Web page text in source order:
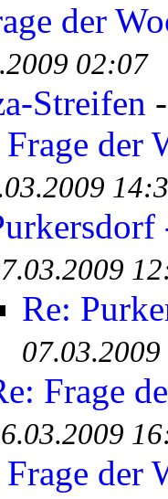
der
02:07
Streifen
Frage der
Re:
Frage
Frage der